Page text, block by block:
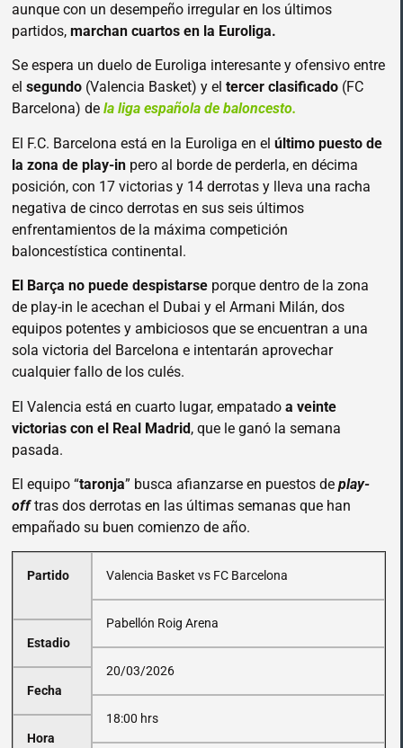
aunque con un desempeño irregular en los últimos
partidos, marchan cuartos en la Euroliga.
Se espera un duelo de Euroliga interesante y ofensivo entre
el segundo (Valencia Basket) y el tercer clasificado (FC
Barcelona) de la liga española de baloncesto.
El F.C. Barcelona está en la Euroliga en el último puesto de
la zona de play-in pero al borde de perderla, en décima
posición, con 17 victorias y 14 derrotas y lleva una racha
negativa de cinco derrotas en sus seis últimos
enfrentamientos de la máxima competición
baloncestística continental.
El Barça no puede despistarse porque dentro de la zona
de play-in le acechan el Dubai y el Armani Milán, dos
equipos potentes y ambiciosos que se encuentran a una
sola victoria del Barcelona e intentarán aprovechar
cualquier fallo de los culés.
El Valencia está en cuarto lugar, empatado a veinte
victorias con el Real Madrid, que le ganó la semana
pasada.
El equipo “taronja” busca afianzarse en puestos de play-
offtras dos derrotas en las últimas semanas que han
empañado su buen comienzo de año.
Partido
Estadio
Fecha
Hora
Valencia Basket vs FC Barcelona
Pabellón Roig Arena
20/03/2026
18:00 hrs